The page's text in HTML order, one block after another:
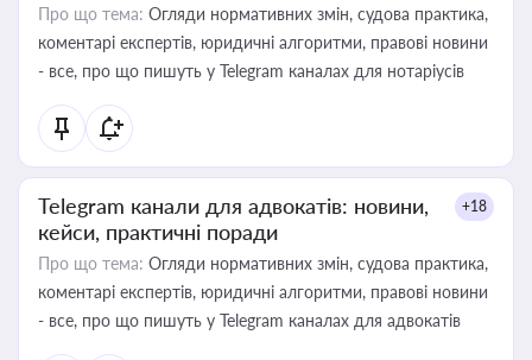
Про що тема: Огляди нормативних змін, судова практика,
коментарі експертів, юридичні алгоритми, правові новини
- все, про що пишуть у Telegram каналах для нотаріусів
Telegram канали для адвокатів: новини,
кейси, практичні поради
+18
Про що тема: Огляди нормативних змін, судова практика,
коментарі експертів, юридичні алгоритми, правові новини
- все, про що пишуть у Telegram каналах для адвокатів